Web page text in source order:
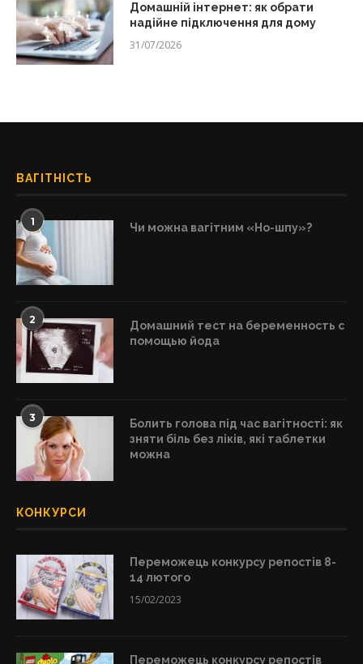
Домашній інтернет: як обрати
надійне підключення для дому
31/07/2026
ВАГІТНІСТЬ
1 Чи можна вагітним «Но-шпу»?
2
Домашний тест на беременность с
помощью йода
3
Болить голова під час вагітності: як
зняти біль без ліків, які таблетки
можна
КОНКУРСИ
Переможець конкурсу репостів 8-
14 лютого
15/02/2023
Переможець конкурсу репостів